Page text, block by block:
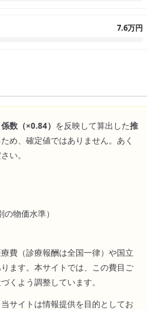
7.6万円
数（×0.84） を反映して算出した推
め、確定値ではありません。あく
い。
物価水準）
費（診療報酬は全国一律）や国立
ます。本サイトでは、この費目ご
くよう調整しています。
サイトは情報提供を目的としてお